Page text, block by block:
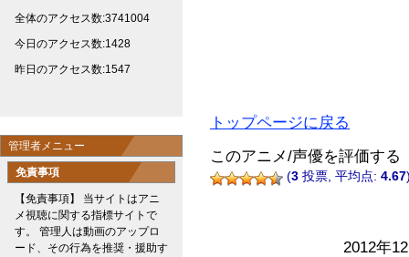
トップページに戻る
このアニメ/声優を評価する
(3 投票, 平均点: 4.67
2012年
全体のアクセス数:3741004
今日のアクセス数:1428
昨日のアクセス数:1547
管理者メニュー
免責事項
【免責事項】 当サイトはアニ
メ視聴に関する指標サイトで
す。 管理人は動画のアップロ
ード、その行為を推奨・援助す